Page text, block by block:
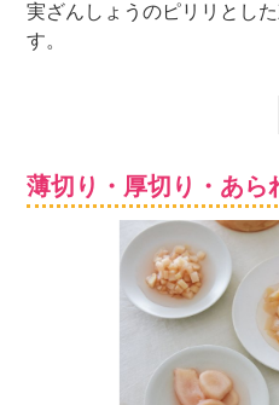
実ざんしょうのピリリとし
す。
薄切り・厚切り・あら